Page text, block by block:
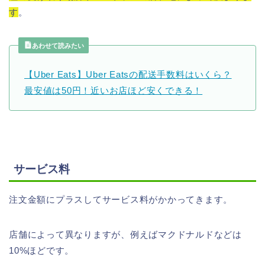
す 。
あわせて読みたい
【Uber Eats】Uber Eatsの配送手数料はいくら？
最安値は50円！近いお店ほど安くできる！
サービス料
注文金額にプラスしてサービス料がかかってきます。
店舗によって異なりますが、例えばマクドナルドなどは
10%ほどです。